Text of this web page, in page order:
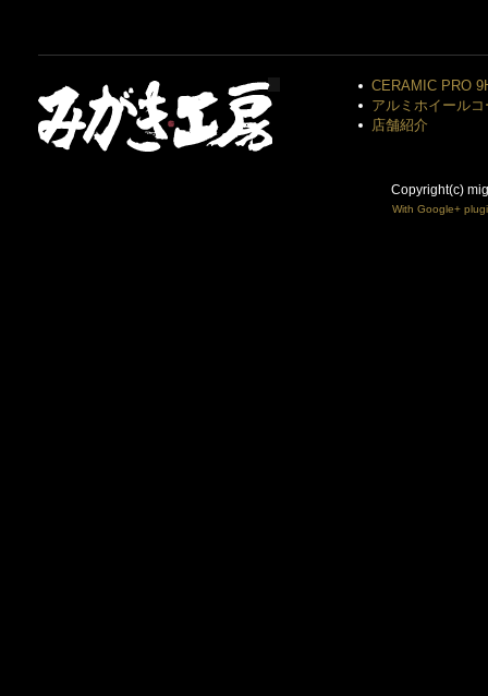
CERAMIC PRO
アルミホイール
店舗紹介
Copyright(c)
With Google+